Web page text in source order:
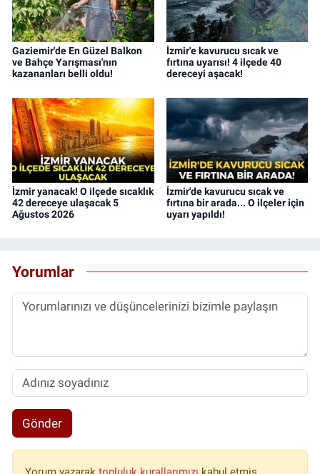
Gaziemir'de En Güzel Balkon
ve Bahçe Yarışması'nın
kazananları belli oldu!
İzmir'e kavurucu sıcak ve
fırtına uyarısı! 4 ilçede 40
dereceyi aşacak!
İzmir yanacak! O ilçede sıcaklık
42 dereceye ulaşacak 5
Ağustos 2026
İzmir'de kavurucu sıcak ve
fırtına bir arada... O ilçeler için
uyarı yapıldı!
Yorumlar
Gönder